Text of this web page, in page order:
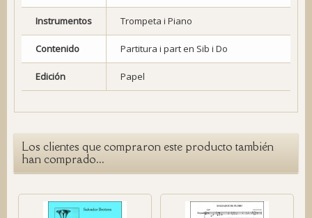
Instrumentos Trompeta i Piano
Contenido Partitura i part en Sib i Do
Edición Papel
Los clientes que compraron este producto también
han comprado...